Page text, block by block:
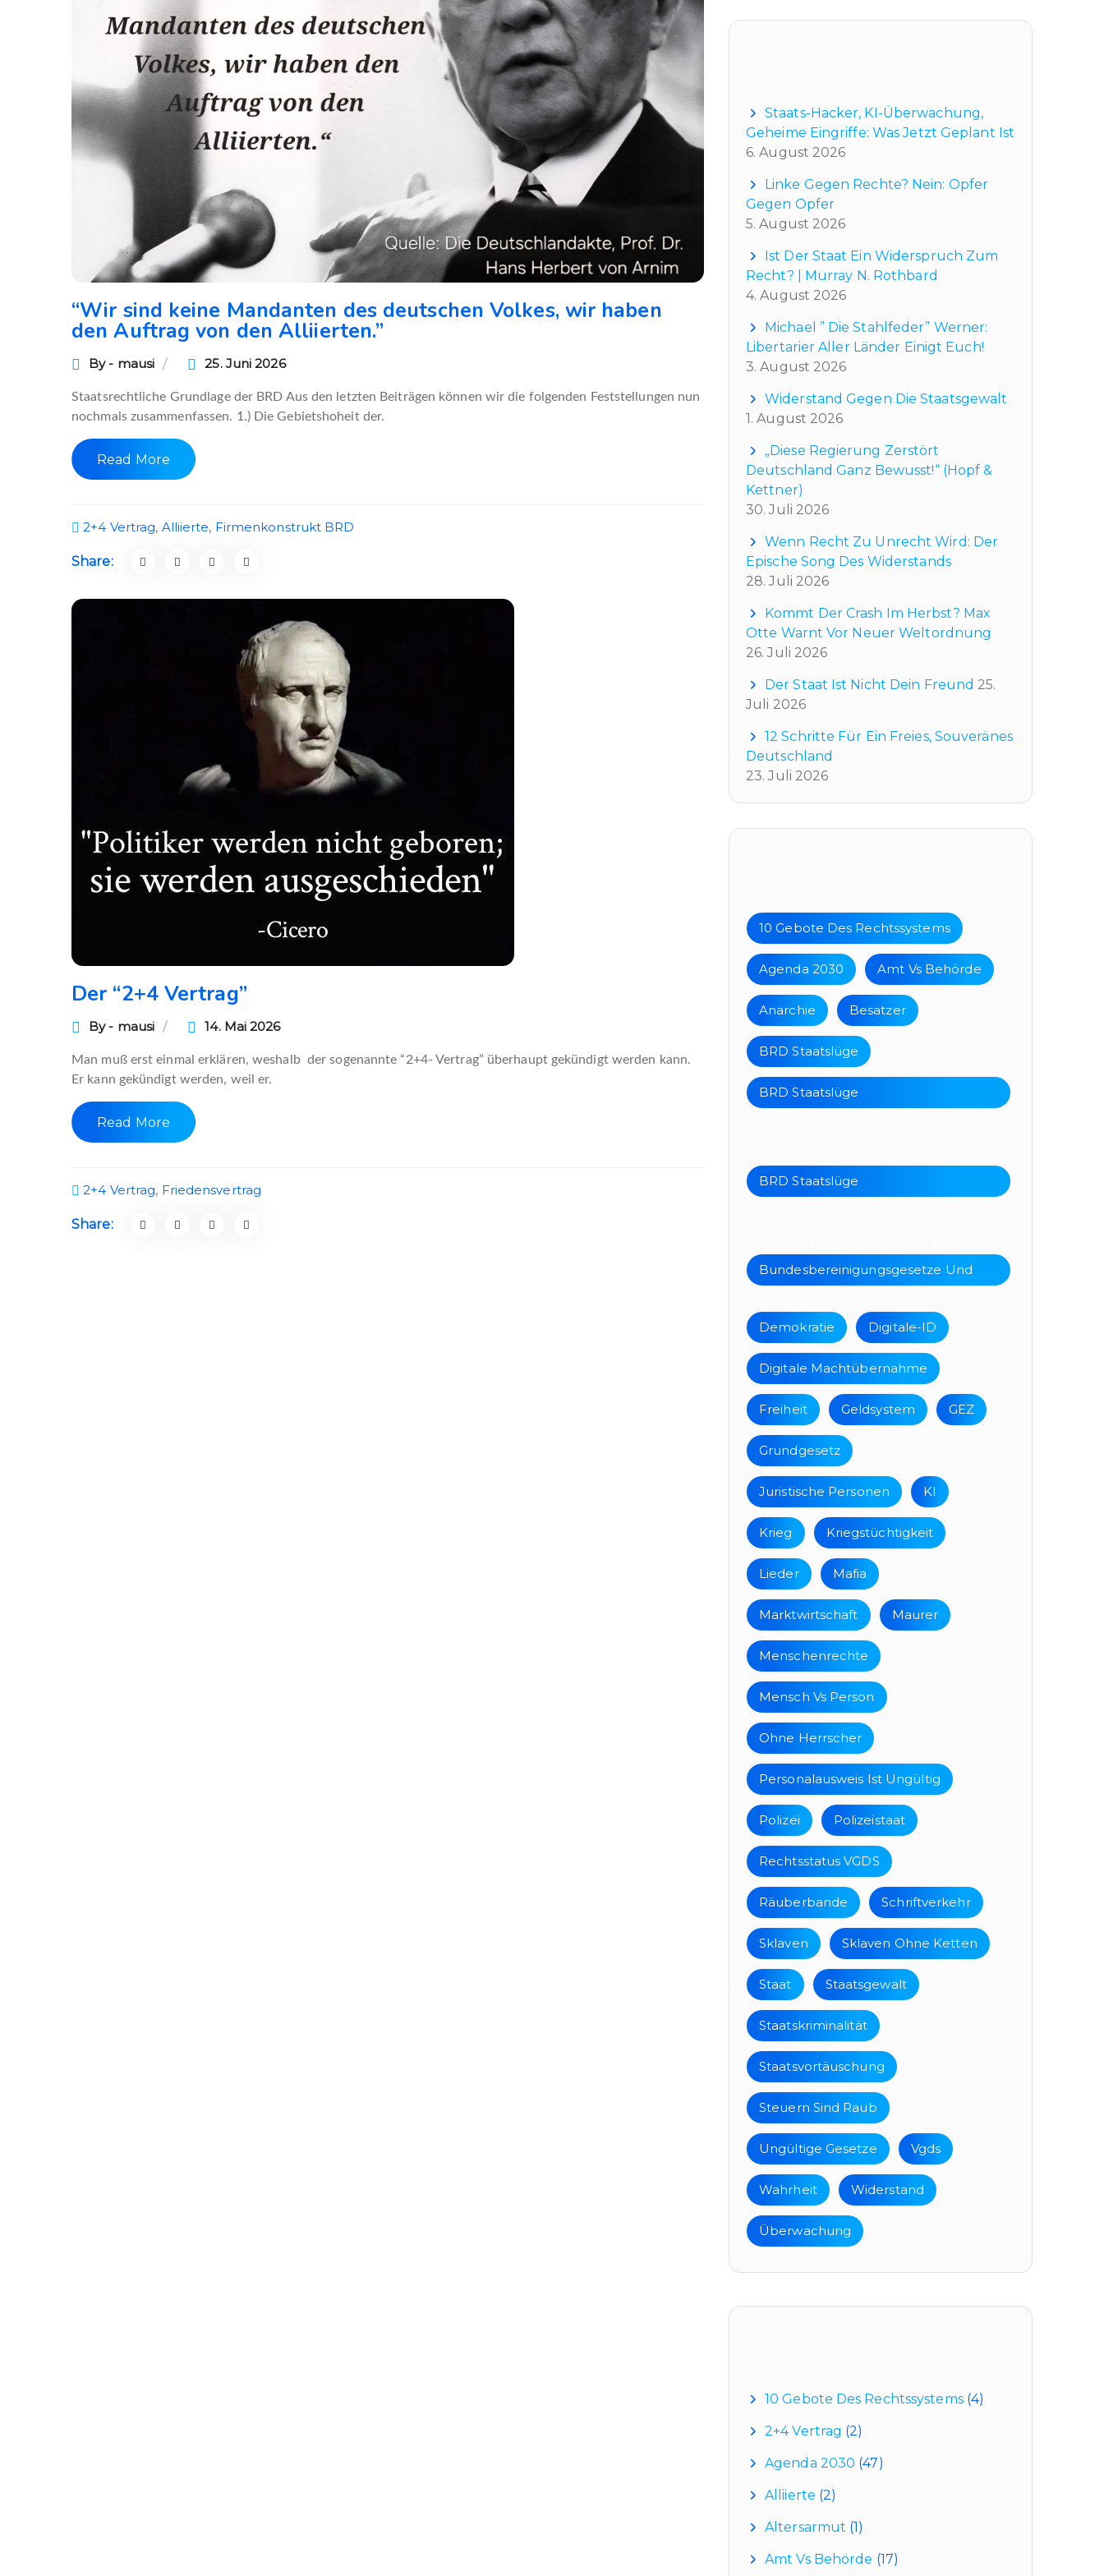
“Wir sind keine Mandanten des deutschen Volkes, wir haben
den Auftrag von den Alliierten.”
By - mausi 25. Juni 2026
Staatsrechtliche Grundlage der BRD Aus den letzten Beiträgen können wir die folgenden Feststellungen nun
nochmals zusammenfassen. 1.) Die Gebietshoheit der.
Read More
2+4 Vertrag, Alliierte, Firmenkonstrukt BRD
Share:
Der “2+4 Vertrag”
By - mausi 14. Mai 2026
Man muß erst einmal erklären, weshalb der sogenannte “2+4- Vertrag” überhaupt gekündigt werden kann.
Er kann gekündigt werden, weil er.
Read More
2+4 Vertrag, Friedensvertrag
Share:
Staats-Hacker, KI-Überwachung,
Geheime Eingriffe: Was Jetzt Geplant Ist
6. August 2026
Linke Gegen Rechte? Nein: Opfer
Gegen Opfer
5. August 2026
Ist Der Staat Ein Widerspruch Zum
Recht? | Murray N. Rothbard
4. August 2026
Michael ” Die Stahlfeder” Werner:
Libertarier Aller Länder Einigt Euch!
3. August 2026
Widerstand Gegen Die Staatsgewalt
1. August 2026
„Diese Regierung Zerstört
Deutschland Ganz Bewusst!“ (Hopf &
Kettner)
30. Juli 2026
Wenn Recht Zu Unrecht Wird: Der
Epische Song Des Widerstands
28. Juli 2026
Kommt Der Crash Im Herbst? Max
Otte Warnt Vor Neuer Weltordnung
26. Juli 2026
Der Staat Ist Nicht Dein Freund 25.
Juli 2026
12 Schritte Für Ein Freies, Souveränes
Deutschland
23. Juli 2026
10 Gebote Des Rechtssystems
Agenda 2030 Amt Vs Behörde
Anarchie Besatzer
BRD Staatslüge
BRD Staatslüge
BRD Staatslüge
Bundesbereinigungsgesetze Und
Demokratie
Digitale-ID
Digitale Machtübernahme
Freiheit Geldsystem GEZ
Grundgesetz
Juristische Personen KI
Krieg Kriegstüchtigkeit
Lieder Mafia
Marktwirtschaft Maurer
Menschenrechte
Mensch Vs Person
Ohne Herrscher
Personalausweis Ist Ungültig
Polizei Polizeistaat
Rechtsstatus VGDS
Räuberbande Schriftverkehr
Sklaven Sklaven Ohne Ketten
Staat Staatsgewalt
Staatskriminalität
Staatsvortäuschung
Steuern Sind Raub
Ungültige Gesetze Vgds
Wahrheit Widerstand
Überwachung
10 Gebote Des Rechtssystems(4)
2+4 Vertrag (2)
Agenda 2030 (47)
Alliierte (2)
Altersarmut (1)
Amt Vs Behörde (17)